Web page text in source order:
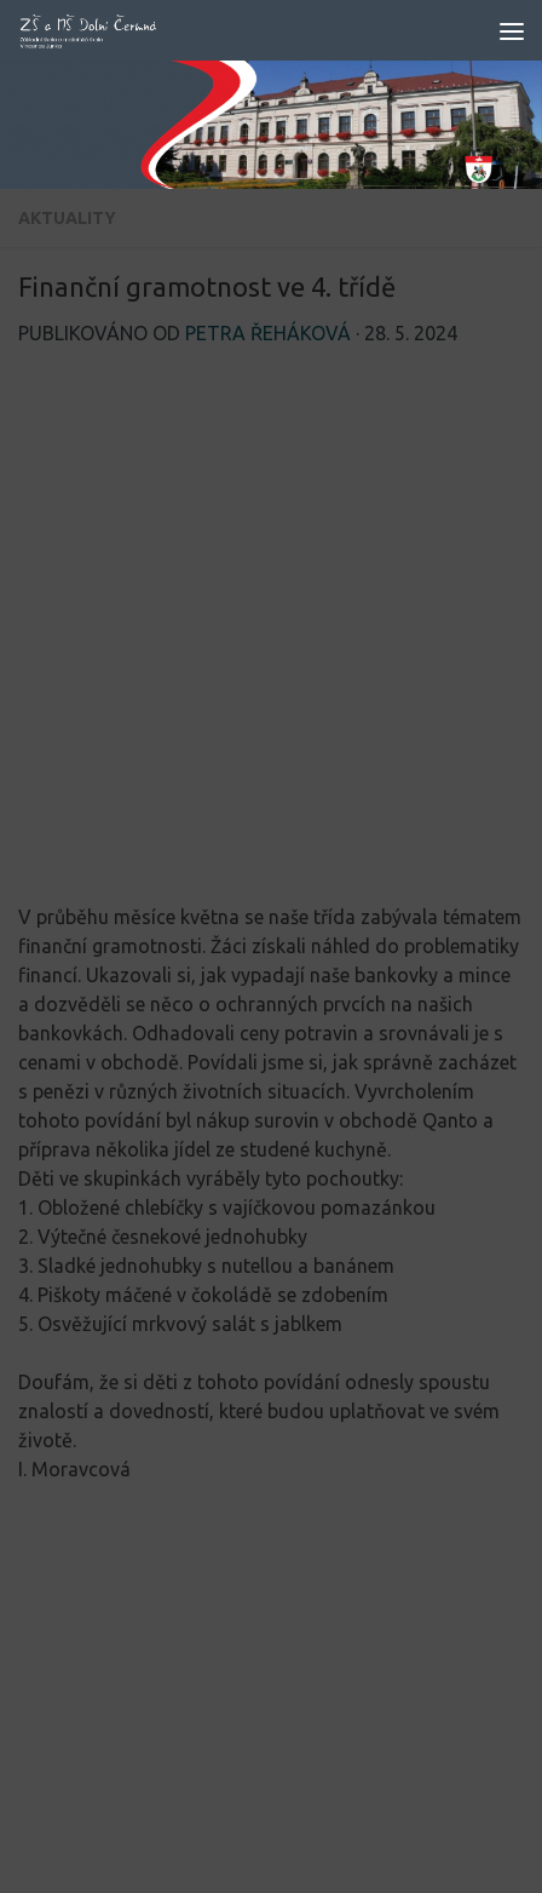
Skip to content
AKTUALITY
Finanční gramotnost ve 4. třídě
PUBLIKOVÁNO OD PETRA ŘEHÁKOVÁ · 28. 5. 2024
V průběhu měsíce května se naše třída zabývala tématem
finanční gramotnosti. Žáci získali náhled do problematiky
financí. Ukazovali si, jak vypadají naše bankovky a mince
a dozvěděli se něco o ochranných prvcích na našich
bankovkách. Odhadovali ceny potravin a srovnávali je s
cenami v obchodě. Povídali jsme si, jak správně zacházet
s penězi v různých životních situacích. Vyvrcholením
tohoto povídání byl nákup surovin v obchodě Qanto a
příprava několika jídel ze studené kuchyně.
Děti ve skupinkách vyráběly tyto pochoutky:
1. Obložené chlebíčky s vajíčkovou pomazánkou
2. Výtečné česnekové jednohubky
3. Sladké jednohubky s nutellou a banánem
4. Piškoty máčené v čokoládě se zdobením
5. Osvěžující mrkvový salát s jablkem
Doufám, že si děti z tohoto povídání odnesly spoustu
znalostí a dovedností, které budou uplatňovat ve svém
životě.
I. Moravcová